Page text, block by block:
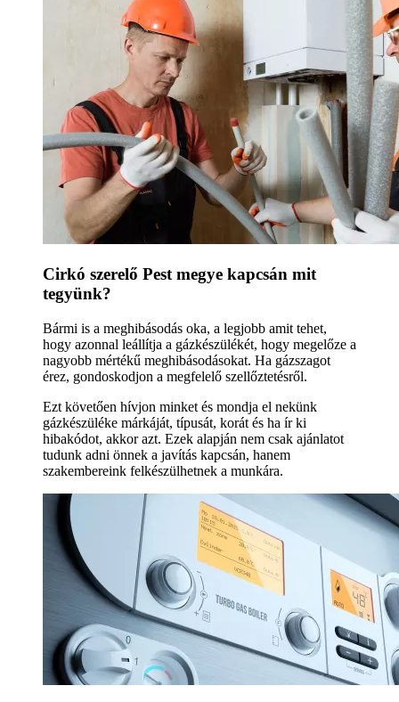
Cirkó szerelő Pest megye kapcsán mit
tegyünk?
Bármi is a meghibásodás oka, a legjobb amit tehet,
hogy azonnal leállítja a gázkészülékét, hogy megelőze a
nagyobb mértékű meghibásodásokat. Ha gázszagot
érez, gondoskodjon a megfelelő szellőztetésről.
Ezt követően hívjon minket és mondja el nekünk
gázkészüléke márkáját, típusát, korát és ha ír ki
hibakódot, akkor azt. Ezek alapján nem csak ajánlatot
tudunk adni önnek a javítás kapcsán, hanem
szakembereink felkészülhetnek a munkára.